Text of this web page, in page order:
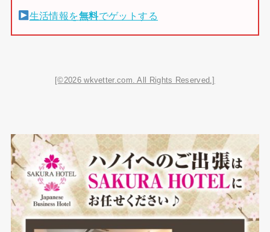
生活情報を無料でゲットする
[©2026 wkvetter.com. All Rights Reserved.]